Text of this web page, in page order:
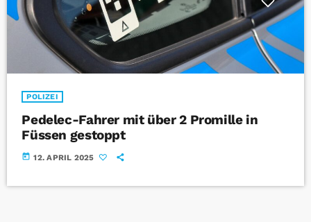
POLIZEI
Pedelec-Fahrer mit über 2 Promille in
Füssen gestoppt
today 12. APRIL 2025